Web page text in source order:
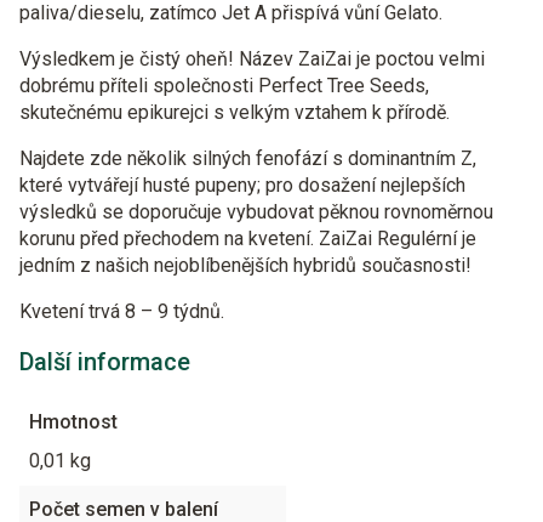
paliva/dieselu, zatímco Jet A přispívá vůní Gelato.
Výsledkem je čistý oheň! Název ZaiZai je poctou velmi
dobrému příteli společnosti Perfect Tree Seeds,
skutečnému epikurejci s velkým vztahem k přírodě.
Najdete zde několik silných fenofází s dominantním Z,
které vytvářejí husté pupeny; pro dosažení nejlepších
výsledků se doporučuje vybudovat pěknou rovnoměrnou
korunu před přechodem na kvetení. ZaiZai Regulérní je
jedním z našich nejoblíbenějších hybridů současnosti!
Kvetení trvá 8 – 9 týdnů.
Další informace
Hmotnost
0,01 kg
Počet semen v balení